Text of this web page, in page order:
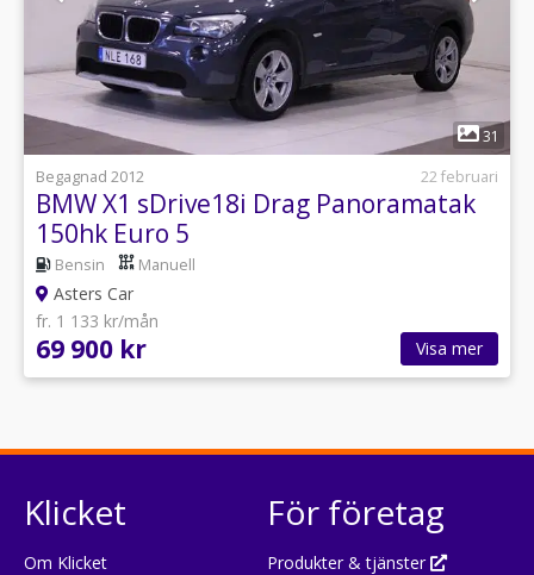
1
31
Begagnad 2012
22 februari
BMW X1 sDrive18i Drag Panoramatak
150hk Euro 5
Bensin Manuell
Asters Car
fr. 1 133 kr/mån
69 900 kr Visa mer
Klicket
Om Klicket
För företag
Produkter & tjänster